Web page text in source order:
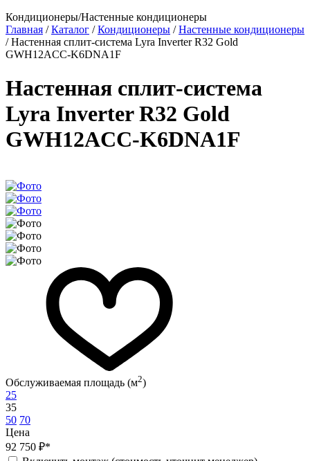
Кондиционеры/Настенные кондиционеры
Главная /Каталог /Кондиционеры /Настенные кондиционеры
/Настенная сплит-система Lyra Inverter R32 Gold
GWH12ACC-K6DNA1F
Настенная сплит-система
Lyra Inverter R32 Gold
GWH12ACC-K6DNA1F
Обслуживаемая площадь (м2)
25
35
50 70
Цена
92 750 ₽*